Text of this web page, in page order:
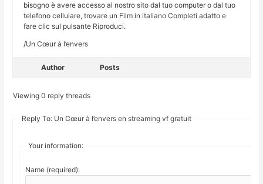
bisogno è avere accesso al nostro sito dal tuo computer o dal tuo
telefono cellulare, trovare un Film in italiano Completi adatto e
fare clic sul pulsante Riproduci.
/Un Cœur à l’envers
Author Posts
Viewing 0 reply threads
Reply To: Un Cœur à l’envers en streaming vf gratuit
Your information:
Name (required):